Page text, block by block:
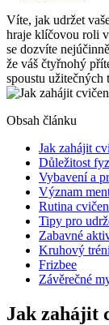
Víte, jak udržet
hraje klíčovou roli
se dozvíte
že váš čtyřnohý
spoustu užitečných
Obsah článku
Jak zahájit
Důležitost
Vybavení a
Význam
Rutina
Tipy pro
Zabavné
Kruhový
Frizbee
Závěrečné
Jak zahájit